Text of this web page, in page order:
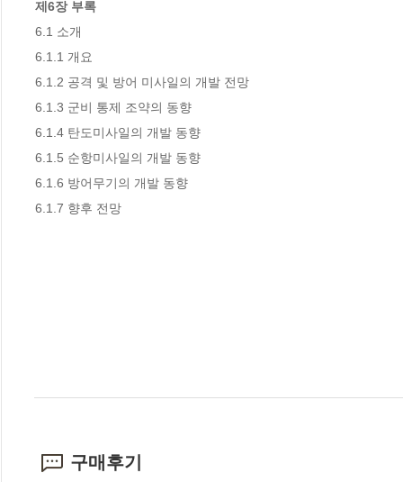
제6장 부록
6.1 소개
6.1.1 개요
6.1.2 공격 및 방어 미사일의 개발 전망
6.1.3 군비 통제 조약의 동향
6.1.4 탄도미사일의 개발 동향
6.1.5 순항미사일의 개발 동향
6.1.6 방어무기의 개발 동향
6.1.7 향후 전망
구매후기